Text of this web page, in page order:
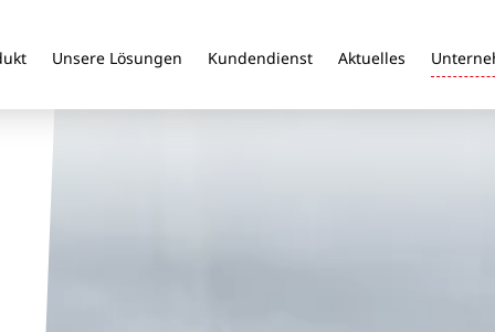
Unsere Lösungen Kundendienst Aktuelles